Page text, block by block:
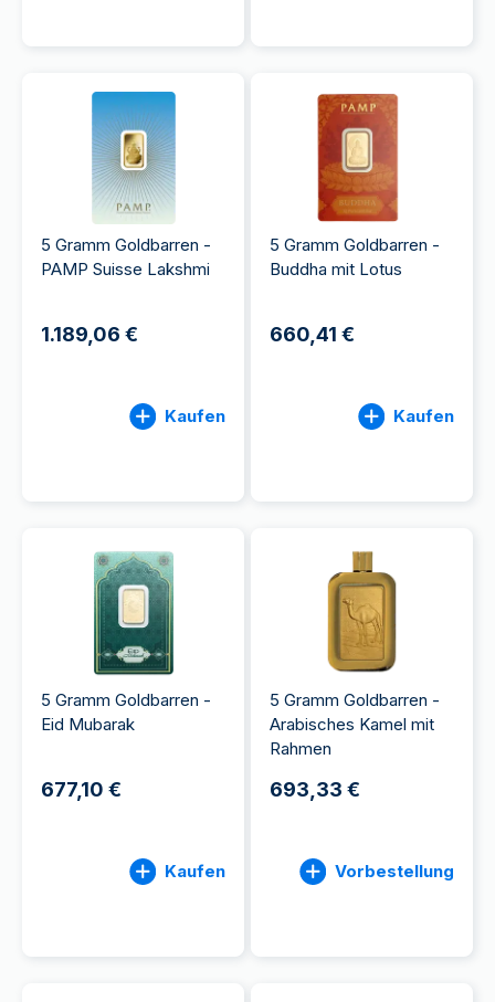
5 Gramm Goldbarren -
PAMP Suisse Lakshmi
1.189,06 €
Kaufen
5 Gramm Goldbarren -
Buddha mit Lotus
660,41 €
Kaufen
5 Gramm Goldbarren -
Eid Mubarak
677,10 €
Kaufen
5 Gramm Goldbarren -
Arabisches Kamel mit
Rahmen
693,33 €
Vorbestellung